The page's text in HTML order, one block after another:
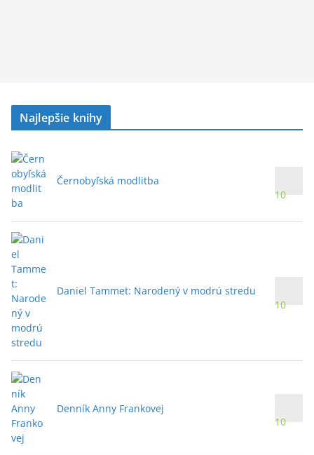
Najlepšie knihy
Černobyľská modlitba
10
Daniel Tammet: Narodený v modrú stredu
10
Denník Anny Frankovej
10